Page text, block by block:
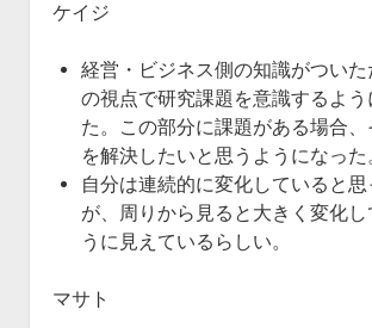
ケイジ
経営・ビジネス側の知識がついた
の視点で研究課題を意識するよう
た。この部分に課題がある場合、
を解決したいと思うようになった
自分は連続的に変化していると思
が、周りから見ると大きく変化し
うに見えているらしい。
マサト